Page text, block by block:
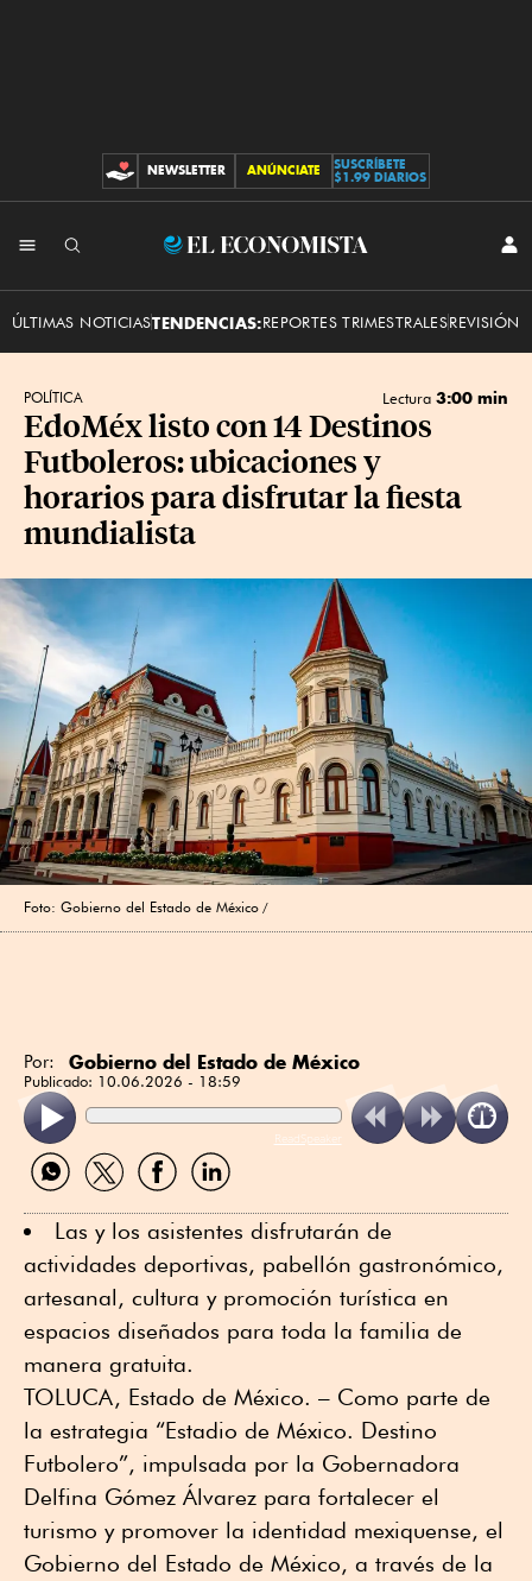
CONTRIBUCIONES
NEWSLETTER ANÚNCIATE
SUSCRÍBETE
$1.99 DIARIOS
El
ÚLTIMAS NOTICIASTENDENCIAS:REPORTES TRIMESTRALESREVISIÓN
POLÍTICA Lectura 3:00 min
EdoMéx listo con 14 Destinos
Futboleros: ubicaciones y
horarios para disfrutar la fiesta
mundialista
Foto: Gobierno del Estado de México
Por: Gobierno del Estado de México
Publicado: 10.06.2026 - 18:59
ReadSpeaker
Compartir
por
Compartir
por
Compartir
por
Compartir
por
Las y los asistentes disfrutarán de
actividades deportivas, pabellón gastronómico,
artesanal, cultura y promoción turística en
espacios diseñados para toda la familia de
manera gratuita.
TOLUCA, Estado de México. – Como parte de
la estrategia “Estadio de México. Destino
Futbolero”, impulsada por la Gobernadora
Delfina Gómez Álvarez para fortalecer el
turismo y promover la identidad mexiquense, el
Gobierno del Estado de México, a través de la